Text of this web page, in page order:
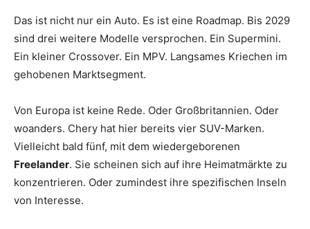
Das ist nicht nur ein Auto. Es ist eine Roadmap. Bis 2029
sind drei weitere Modelle versprochen. Ein Supermini.
Ein kleiner Crossover. Ein MPV. Langsames Kriechen im
gehobenen Marktsegment.
Von Europa ist keine Rede. Oder Großbritannien. Oder
woanders. Chery hat hier bereits vier SUV-Marken.
Vielleicht bald fünf, mit dem wiedergeborenen
Freelander. Sie scheinen sich auf ihre Heimatmärkte zu
konzentrieren. Oder zumindest ihre spezifischen Inseln
von Interesse.